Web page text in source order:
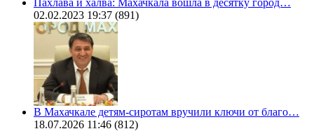
Пахлава и халва: Махачкала вошла в десятку город…
02.02.2023 19:37 (891)
В Махачкале детям-сиротам вручили ключи от благо…
18.07.2026 11:46 (812)